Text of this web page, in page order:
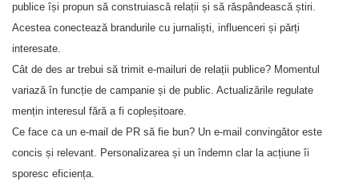
publice își propun să construiască relații și să răspândească știri.
Acestea conectează brandurile cu jurnaliști, influenceri și părți
interesate.
Cât de des ar trebui să trimit e-mailuri de relații publice? Momentul
variază în funcție de campanie și de public. Actualizările regulate
mențin interesul fără a fi copleșitoare.
Ce face ca un e-mail de PR să fie bun? Un e-mail convingător este
concis și relevant. Personalizarea și un îndemn clar la acțiune îi
sporesc eficiența.